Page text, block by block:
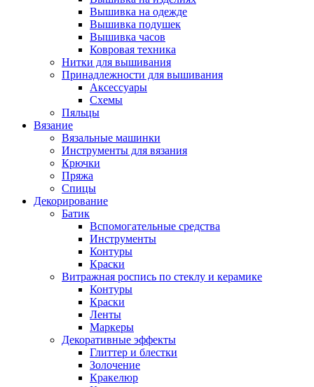
Вышивка на одежде
Вышивка подушек
Вышивка часов
Ковровая техника
Нитки для вышивания
Принадлежности для вышивания
Аксессуары
Схемы
Пяльцы
Вязание
Вязальные машинки
Инструменты для вязания
Крючки
Пряжа
Спицы
Декорирование
Батик
Вспомогательные средства
Инструменты
Контуры
Краски
Витражная роспись по стеклу и керамике
Контуры
Краски
Ленты
Маркеры
Декоративные эффекты
Глиттер и блестки
Золочение
Кракелюр